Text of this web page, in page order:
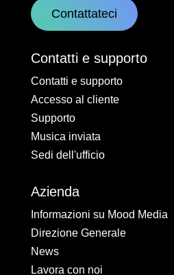
Contattateci
Contatti e supporto
Contatti e supporto
Accesso al cliente
Supporto
Musica inviata
Sedi dell'ufficio
Azienda
Informazioni su Mood Media
Direzione Generale
News
Lavora con noi